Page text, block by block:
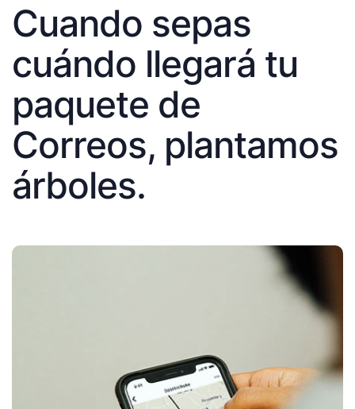
Cuando sepas
cuándo llegará tu
paquete de
Correos, plantamos
árboles.